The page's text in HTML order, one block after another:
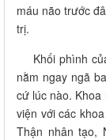
máu não trước
trị.
Khối phình
nằm ngay ngã
cứ lúc nào. Khoa
viện với các
Thận nhân tạo,